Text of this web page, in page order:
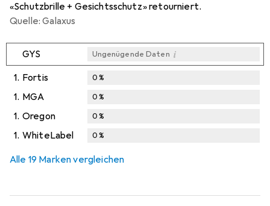
«Schutzbrille + Gesichtsschutz» retourniert.
Quelle: Galaxus
GYS Ungenügende Daten i
1. Fortis 0%
1. MGA 0%
1. Oregon 0%
1. WhiteLabel 0%
Alle 19 Marken vergleichen